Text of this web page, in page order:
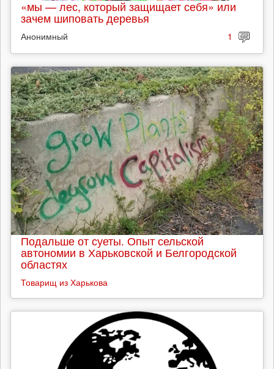
«мы — лес, который защищает себя» или
зачем шиповать деревья
Анонимный 1
Подальше от суеты. Опыт сельской
автономии в Харьковской и Белгородской
областях
Товарищ из Харькова